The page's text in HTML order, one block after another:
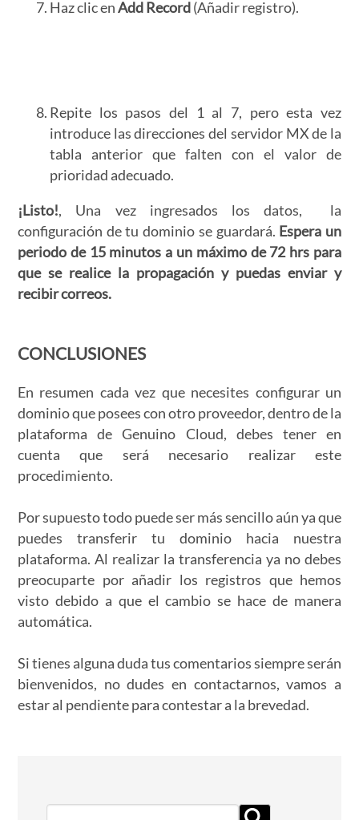
Haz clic enAdd Record (Añadir registro).
Repite los pasos del 1 al 7, pero esta vez
introduce las direcciones del servidor MX de la
tabla anterior que falten con el valor de
prioridad adecuado.
¡Listo!, Una vez ingresados los datos, la
configuración de tu dominio se guardará. Espera un
periodo de 15 minutos a un máximo de 72 hrs para
que se realice la propagación y puedas enviar y
recibir correos.
CONCLUSIONES
En resumen cada vez que necesites configurar un
dominio que posees con otro proveedor, dentro de la
plataforma de Genuino Cloud, debes tener en
cuenta que será necesario realizar este
procedimiento.
Por supuesto todo puede ser más sencillo aún ya que
puedes transferir tu dominio hacia nuestra
plataforma. Al realizar la transferencia ya no debes
preocuparte por añadir los registros que hemos
visto debido a que el cambio se hace de manera
automática.
Si tienes alguna duda tus comentarios siempre serán
bienvenidos, no dudes en contactarnos, vamos a
estar al pendiente para contestar a la brevedad.